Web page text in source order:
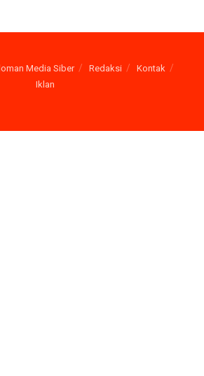
Media Siber Redaksi
Kontak
Iklan